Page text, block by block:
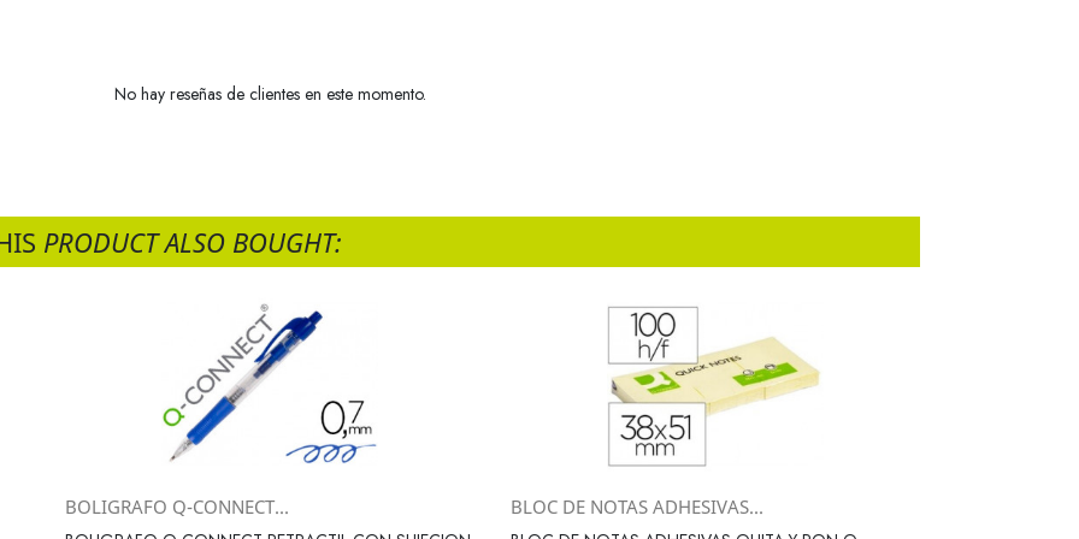
No hay reseñas de clientes en este momento.
PRODUCT ALSO BOUGHT:
Vista rápida
BOLIGRAFO Q-CONNECT...
Vista rápida
BLOC DE NOTAS ADHESIVAS...